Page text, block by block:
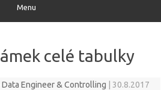
Menu
celé tabulky
Engineer & Controlling 30.8.2017